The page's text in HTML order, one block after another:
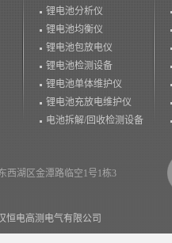
锂电池分析仪
锂电池均衡仪
锂电池包放电仪
锂电池检测设备
锂电池单体维护仪
锂电池充放电维护仪
电池拆解/回收检测设备
恒电高测电气有限公司
西湖区金潭路临空1号1栋3